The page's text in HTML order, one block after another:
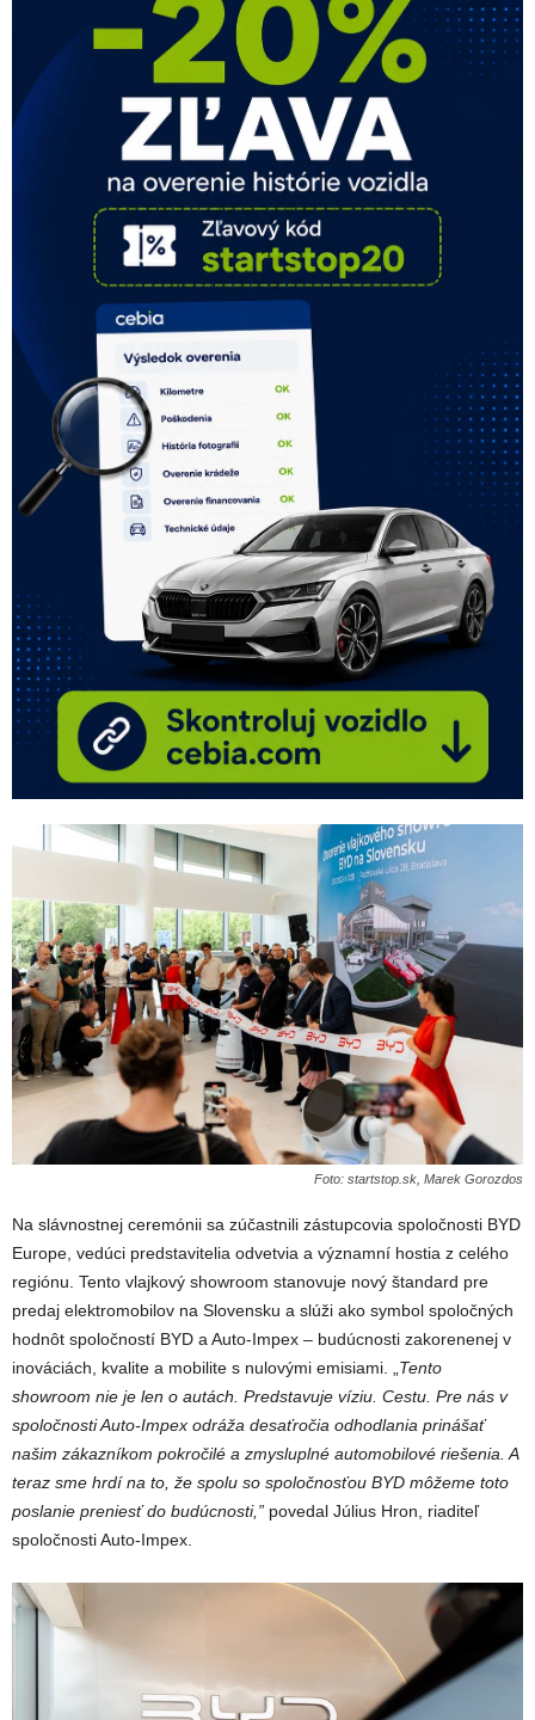
Foto: startstop.sk, Marek Gorozdos
Na slávnostnej ceremónii sa zúčastnili zástupcovia spoločnosti BYD
Europe, vedúci predstavitelia odvetvia a významní hostia z celého
regiónu. Tento vlajkový showroom stanovuje nový štandard pre
predaj elektromobilov na Slovensku a slúži ako symbol spoločných
hodnôt spoločností BYD a Auto-Impex – budúcnosti zakorenenej v
inováciách, kvalite a mobilite s nulovými emisiami. „ Tento
showroom nie je len o autách. Predstavuje víziu. Cestu. Pre nás v
spoločnosti Auto-Impex odráža desaťročia odhodlania prinášať
našim zákazníkom pokročilé a zmysluplné automobilové riešenia. A
teraz sme hrdí na to, že spolu so spoločnosťou BYD môžeme toto
poslanie preniesť do budúcnosti,” povedal Július Hron, riaditeľ
spoločnosti Auto-Impex.